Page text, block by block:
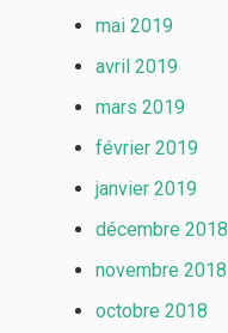
mai 2019
avril 2019
mars 2019
février 2019
janvier 2019
décembre 2018
novembre 2018
octobre 2018